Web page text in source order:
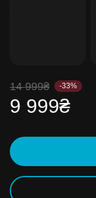
14 999₴ -33%
9 999₴